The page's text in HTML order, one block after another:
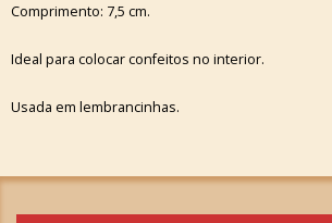
Comprimento: 7,5 cm.
Ideal para colocar confeitos no interior.
Usada em lembrancinhas.